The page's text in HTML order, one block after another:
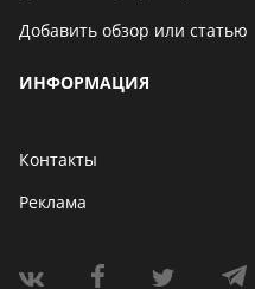
Добавить обзор или статью
ИНФОРМАЦИЯ
Контакты
Реклама